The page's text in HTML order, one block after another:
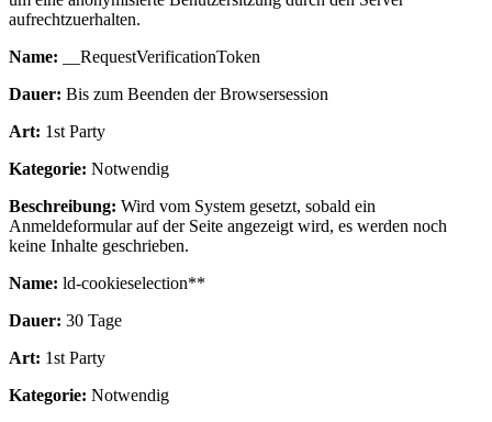
aufrechtzuerhalten.
Name: __RequestVerificationToken
Dauer: Bis zum Beenden der Browsersession
Art: 1st Party
Kategorie: Notwendig
Beschreibung: Wird vom System gesetzt, sobald ein
Anmeldeformular auf der Seite angezeigt wird, es werden noch
keine Inhalte geschrieben.
Name: ld-cookieselection**
Dauer: 30 Tage
Art: 1st Party
Kategorie: Notwendig